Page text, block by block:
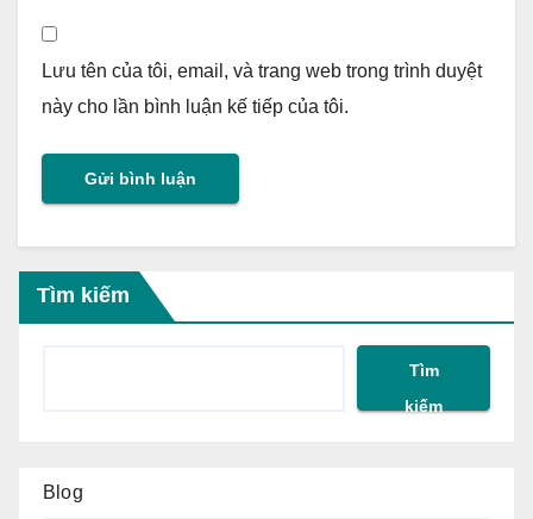
Lưu tên của tôi, email, và trang web trong trình duyệt
này cho lần bình luận kế tiếp của tôi.
Tìm kiếm
Tìm
kiếm
Blog